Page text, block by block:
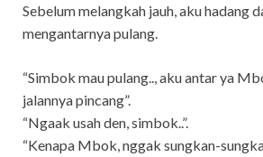
Sebelum melangkah jauh, aku hadang
mengantarnya pulang.
“Simbok mau pulang.., aku antar ya
jalannya pincang”.
“Ngaak usah den, simbok..”.
“Kenapa Mbok, nggak sungkan-